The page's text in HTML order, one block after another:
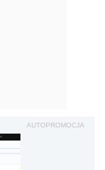
AUTOPROMOCJA